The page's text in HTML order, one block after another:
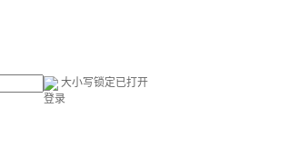
大小写锁定已打开
登录